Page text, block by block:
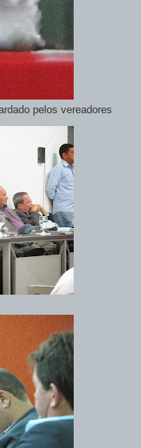
pelos vereadores